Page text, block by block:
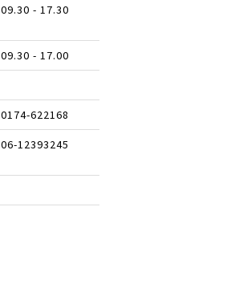
09.30 - 17.30
09.30 - 17.00
0174-622168
06-12393245